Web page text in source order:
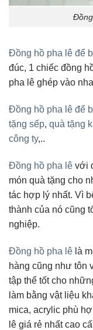
Đồng hồ pha lê để
đúc, 1 chiếc đồng
pha lê ghép vào
Đồng hồ pha lê để
tặng sếp, quà tặng
công ty,..
Đồng hồ pha lê với
món quà tặng cho
tác hợp lý nhất. Vì
thành của nó cũng
nghiệp.
Đồng hồ pha lê là
hàng cũng như tôn
tập thể tốt cho
làm bằng vật liệu
mica, acrylic phù
lê giá rẻ nhất cao